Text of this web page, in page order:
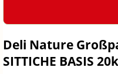
Deli Nature
SITTICHE BASIS